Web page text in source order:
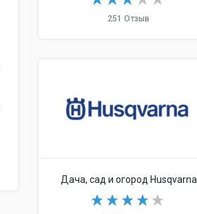
251 Отзыв
Дача, сад и огород Husqvarna